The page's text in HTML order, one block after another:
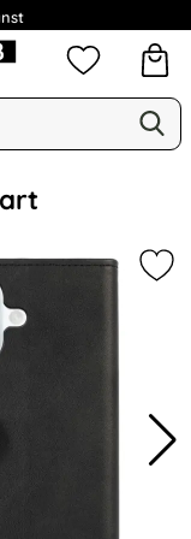
Group AB
Mina